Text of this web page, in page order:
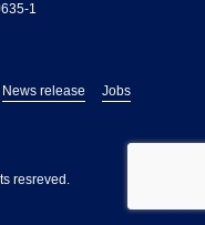
1
News release Jobs
resreved.